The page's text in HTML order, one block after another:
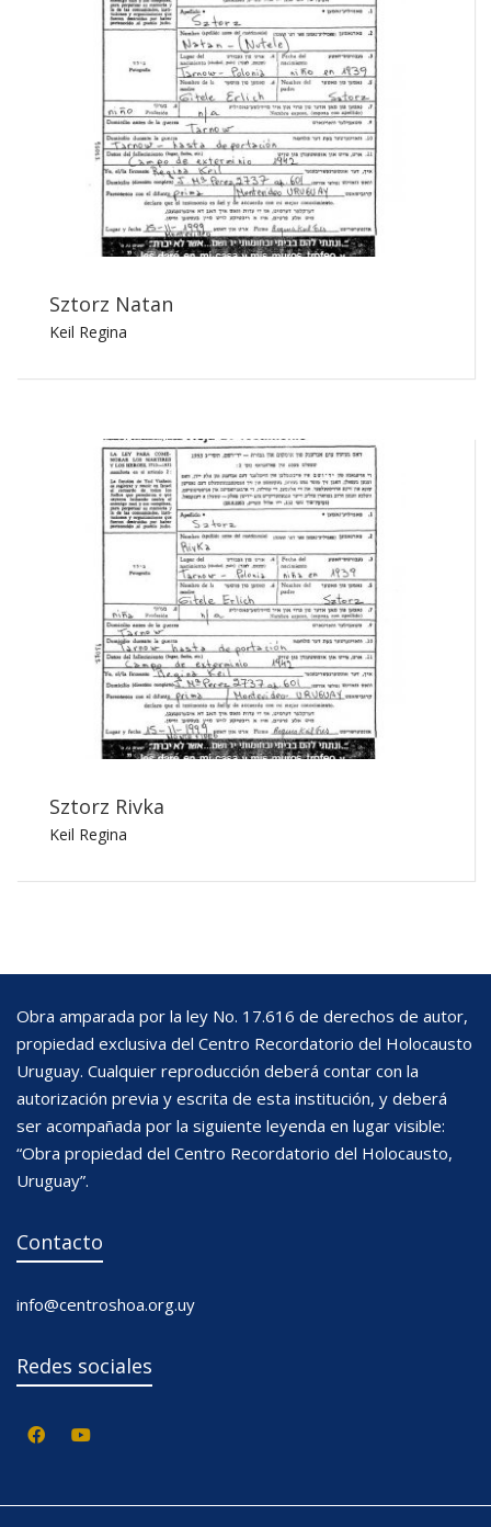
Sztorz Natan
Keil Regina
Sztorz Rivka
Keil Regina
Obra amparada por la ley No. 17.616 de derechos de autor,
propiedad exclusiva del Centro Recordatorio del Holocausto
Uruguay. Cualquier reproducción deberá contar con la
autorización previa y escrita de esta institución, y deberá
ser acompañada por la siguiente leyenda en lugar visible:
“Obra propiedad del Centro Recordatorio del Holocausto,
Uruguay”.
Contacto
info@centroshoa.org.uy
Redes sociales